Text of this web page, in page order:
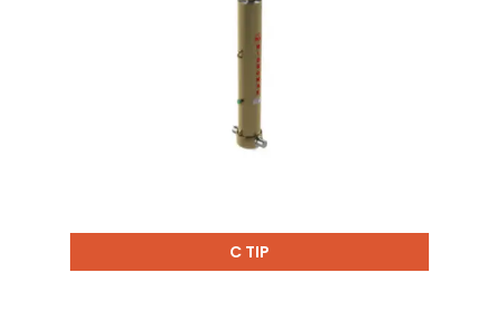
C TIP